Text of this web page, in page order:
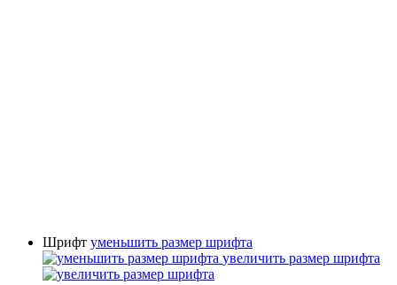
Шрифт уменьшить размер шрифта
увеличить размер шрифта